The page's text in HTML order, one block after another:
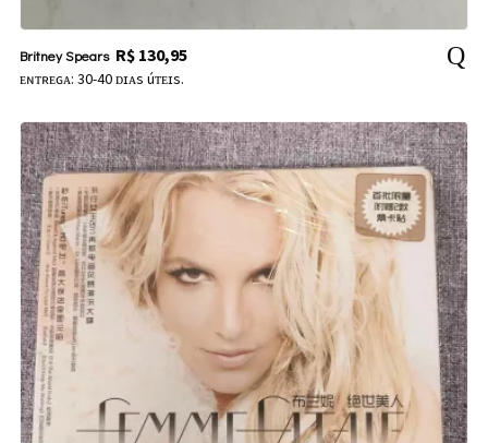
Britney Spears R$130,95
ᴇɴᴛʀᴇɢᴀ: 30-40 ᴅɪᴀs úᴛᴇɪs.